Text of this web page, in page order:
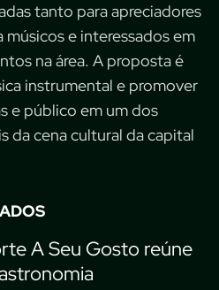
tanto para apreciadores
e interessados em
na área. A proposta é
instrumental e promover
e público em um dos
da cena cultural da capital
A Seu Gosto reúne